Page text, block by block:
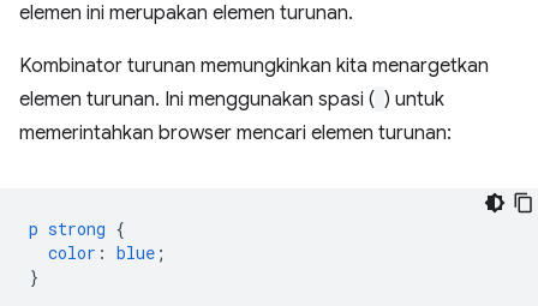
elemen ini merupakan elemen turunan.
Kombinator turunan memungkinkan kita menargetkan
elemen turunan. Ini menggunakan spasi ( ) untuk
memerintahkan browser mencari elemen turunan:
p strong {
color : blue ;
}